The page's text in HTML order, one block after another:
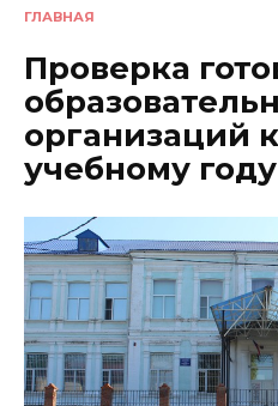
ГЛАВНАЯ
Проверка
организаций
учебному году